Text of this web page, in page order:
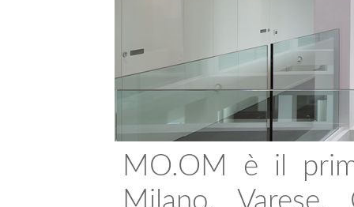
MO.OM è il
Milano,